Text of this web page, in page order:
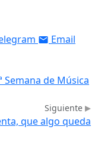
Email
Semana de Música
Siguiente
que algo queda